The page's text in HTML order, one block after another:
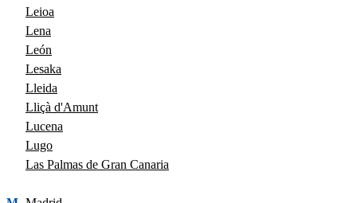
Leioa
Lena
León
Lesaka
Lleida
Lliçà d'Amunt
Lucena
Lugo
Las Palmas de Gran Canaria